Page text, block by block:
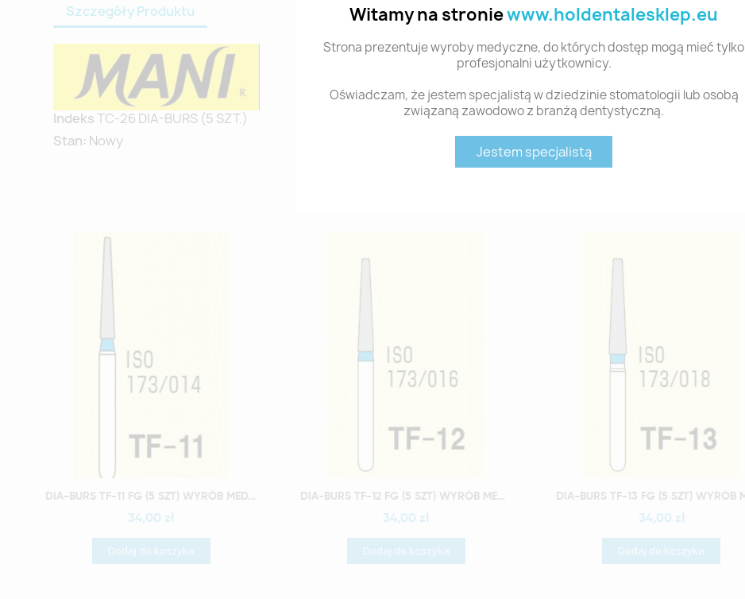
Witamy na stroniewww.holdentalesklep.eu
Strona prezentuje wyroby medyczne, do których dostęp mogą mieć tylko
profesjonalni użytkownicy.
Oświadczam, że jestem specjalistą w dziedzinie stomatologii lub osobą
związaną zawodowo z branżą dentystyczną.
Jestem specjalistą
Szczegóły Produktu
IndeksTC-26 DIA-BURS (5 SZT.)
Stan: Nowy
Szybki podgląd DIA-BURS TF-11 FG (5 SZT) WYRÓB MEDYCZNY
34,00 zł
Dodaj do koszyka
Szybki podgląd DIA-BURS TF-12 FG (5 SZT) WYRÓB MEDYCZNY
34,00 zł
Dodaj do koszyka
Szybki podgląd
34,00 zł
Dodaj do koszyka